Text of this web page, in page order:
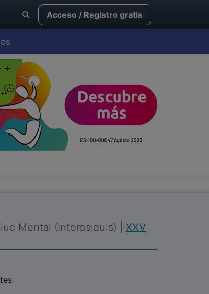
Acceso / Registro gratis
Mental (Interpsiquis)
XXV